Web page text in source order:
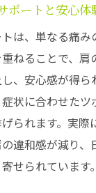
の違和感改善に役
調を軽減できる
損傷の根本ケア術
板損傷の根本ケ
善を目指す鍼の
再発防止に鍼が
本ケアに貢献す
ポートと安心体
は、単なる痛み
ねることで、肩
、安心感が得ら
状に合わせたツ
られます。実際
違和感が減り、
せられています。